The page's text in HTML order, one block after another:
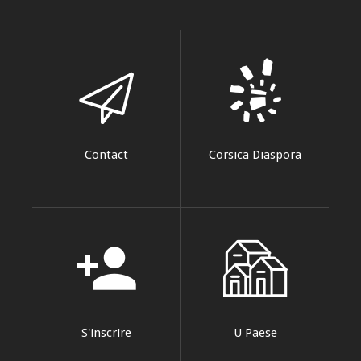
Contact Corsica Diaspora
person_add
S'inscrire U Paese